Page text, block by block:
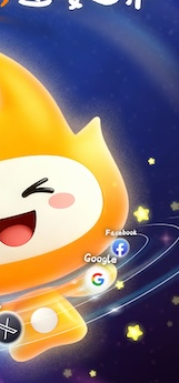
支持[0] 反对
支持[0] 反对[0]